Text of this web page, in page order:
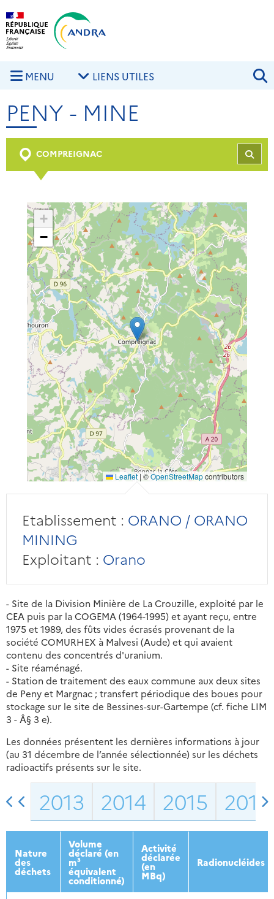
Aller au contenu principal
MENU LIENS UTILES
PENY - MINE
COMPREIGNAC
+
−
Leaflet|©OpenStreetMapcontributors
Etablissement : ORANO / ORANO
MINING
Exploitant : Orano
- Site de la Division Minière de La Crouzille, exploité par le
CEA puis par la COGEMA (1964-1995) et ayant reçu, entre
1975 et 1989, des fûts vides écrasés provenant de la
société COMURHEX à Malvesi (Aude) et qui avaient
contenu des concentrés d'uranium.
- Site réaménagé.
- Station de traitement des eaux commune aux deux sites
de Peny et Margnac ; transfert périodique des boues pour
stockage sur le site de Bessines-sur-Gartempe (cf. fiche LIM
3 - Â§ 3 e).
Les données présentent les dernières informations à jour
(au 31 décembre de l’année sélectionnée) sur les déchets
radioactifs présents sur le site.
2013 2014 2015 2016
Nature
des
déchets
Volume
déclaré (en
m³
équivalent
conditionné)
Activité
déclarée
(en
MBq)
Radionucléides